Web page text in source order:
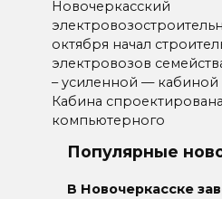
Новочеркасский
октября начал
электровозов
– усиленной — кабиной
Кабина
компьютерного
Популярные
В Новочеркасске